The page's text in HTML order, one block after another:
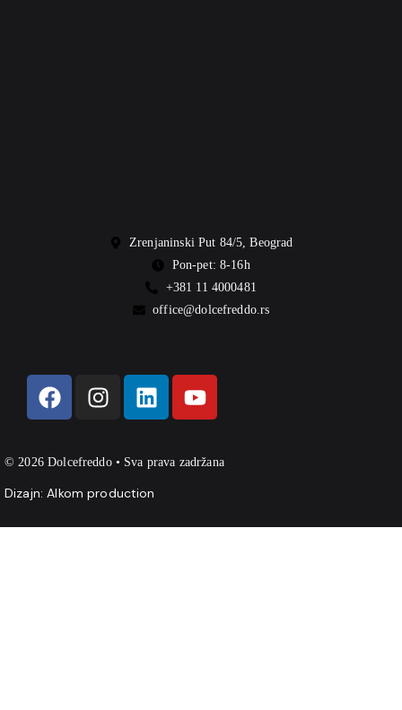
Zrenjaninski Put 84/5, Beograd
Pon-pet: 8-16h
+381 11 4000481
office@dolcefreddo.rs
© 2026 Dolcefreddo • Sva prava zadržana
Dizajn:Alkom production